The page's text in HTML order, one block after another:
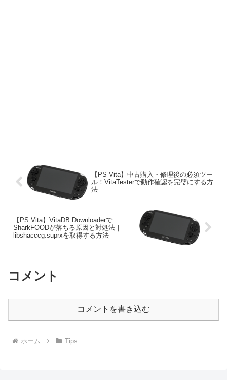
【PS Vita】中古購入・修理後の必須ツー
ル！VitaTesterで動作確認を完璧にする方
法
【PS Vita】VitaDB Downloaderで
SharkFOODが落ちる原因と対処法｜
libshacccg.suprxを取得する方法
コメント
コメントを書き込む
ホーム Tips